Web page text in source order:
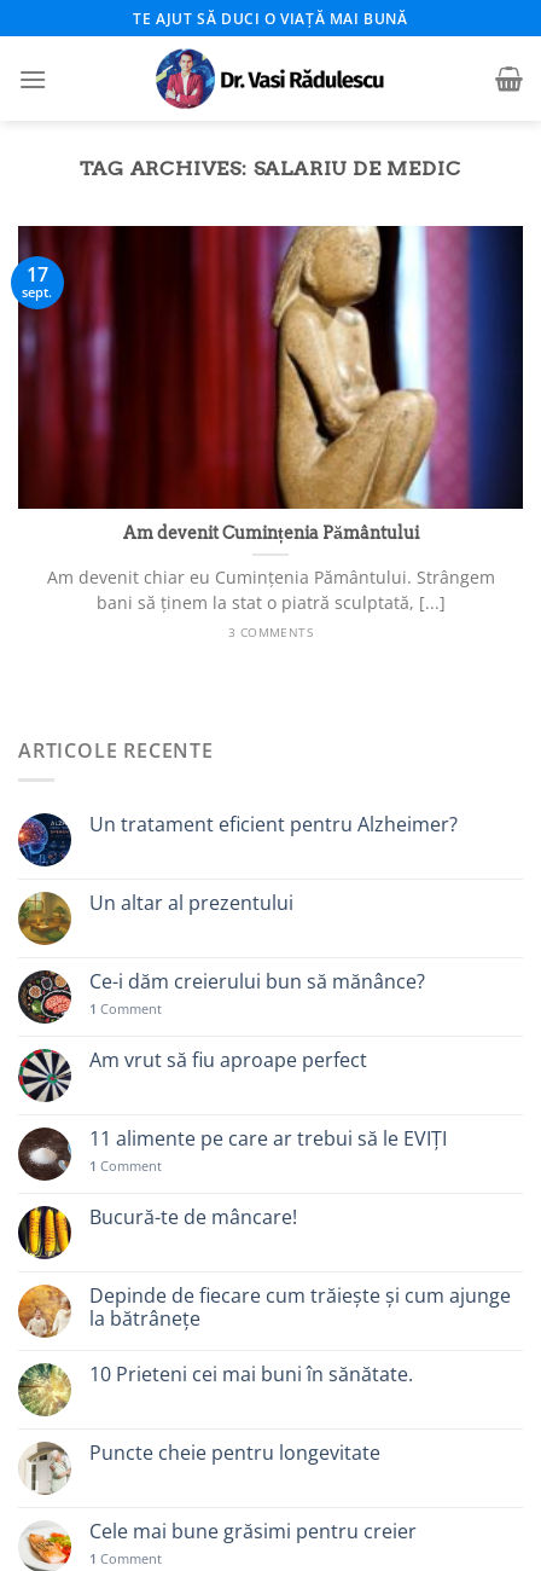
to
content
TE AJUT SĂ DUCI O VIAȚĂ MAI BUNĂ
TAG ARCHIVES: SALARIU DE MEDIC
Am devenit Cumințenia Pământului
Am devenit chiar eu Cumințenia Pământului. Strângem
bani să ținem la stat o piatră sculptată, [...]
3 COMMENTS
17
sept.
ARTICOLE RECENTE
Un tratament eficient pentru Alzheimer?
Un altar al prezentului
Ce-i dăm creierului bun să mănânce?
1 Comment
Am vrut să fiu aproape perfect
11 alimente pe care ar trebui să le EVIȚI
1 Comment
Bucură-te de mâncare!
Depinde de fiecare cum trăiește și cum ajunge
la bătrânețe
10 Prieteni cei mai buni în sănătate.
Puncte cheie pentru longevitate
Cele mai bune grăsimi pentru creier
1 Comment